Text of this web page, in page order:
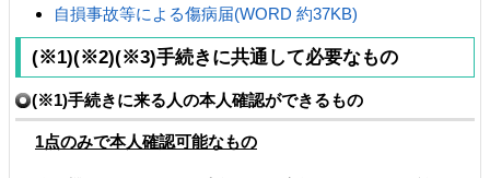
自損事故等による傷病届(WORD 約37KB)
(※1)(※2)(※3)手続きに共通して必要なもの
(※1)手続きに来る人の本人確認ができるもの
1点のみで本人確認可能なもの